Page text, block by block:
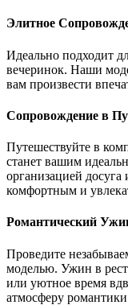
Элитное
Идеально подходит
вечеринок. Наши
вам произвести
Сопровождение в
Путешествуйте в
станет вашим
организацией
комфортным и
Романтический
Проведите
моделью. Ужин в
или уютное время
атмосферу